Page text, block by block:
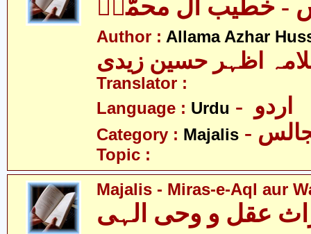
- خطیب آل محمّدؑ
Author : Allama Azhar
Translator :
Language : Urdu
Category : Majalis
Topic :
Majalis - Miras-e-Aql aur
عقل و وحی الہی